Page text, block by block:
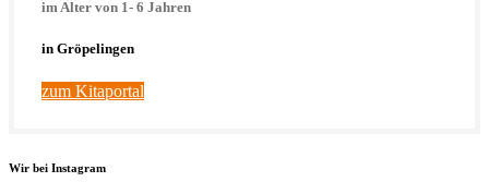
im Alter von 1- 6 Jahren
in Gröpelingen
zum Kitaportal
Wir bei Instagram